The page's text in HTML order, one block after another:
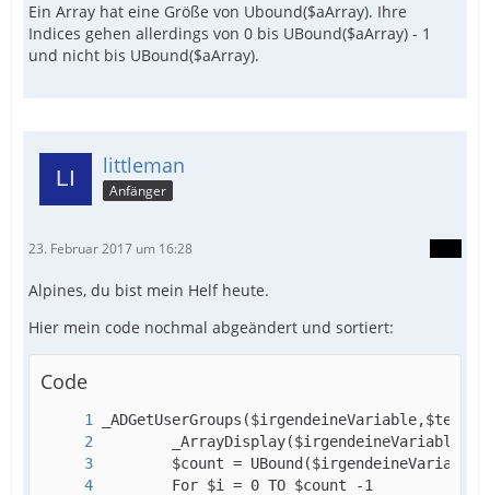
Ein Array hat eine Größe von Ubound($aArray). Ihre
Indices gehen allerdings von 0 bis UBound($aArray) - 1
und nicht bis UBound($aArray).
littleman
Anfänger
23. Februar 2017 um 16:28
Alpines, du bist mein Helf heute.
Hier mein code nochmal abgeändert und sortiert:
Code